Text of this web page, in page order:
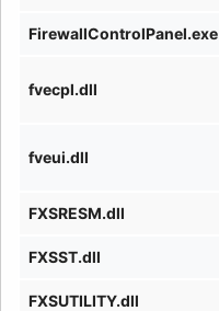
FirewallControlPanel.exe
fvecpl.dll
fveui.dll
FXSRESM.dll
FXSST.dll
FXSUTILITY.dll